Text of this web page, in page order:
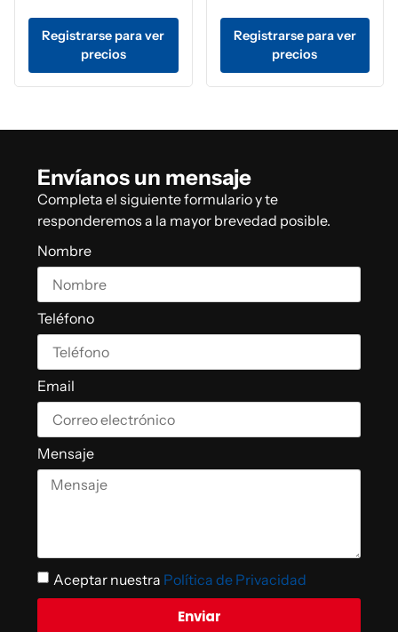
Registrarse para ver
precios
Registrarse para ver
precios
Envíanos un mensaje
Completa el siguiente formulario y te
responderemos a la mayor brevedad posible.
Nombre
Teléfono
Email
Mensaje
Aceptar nuestra Política de Privacidad
Enviar